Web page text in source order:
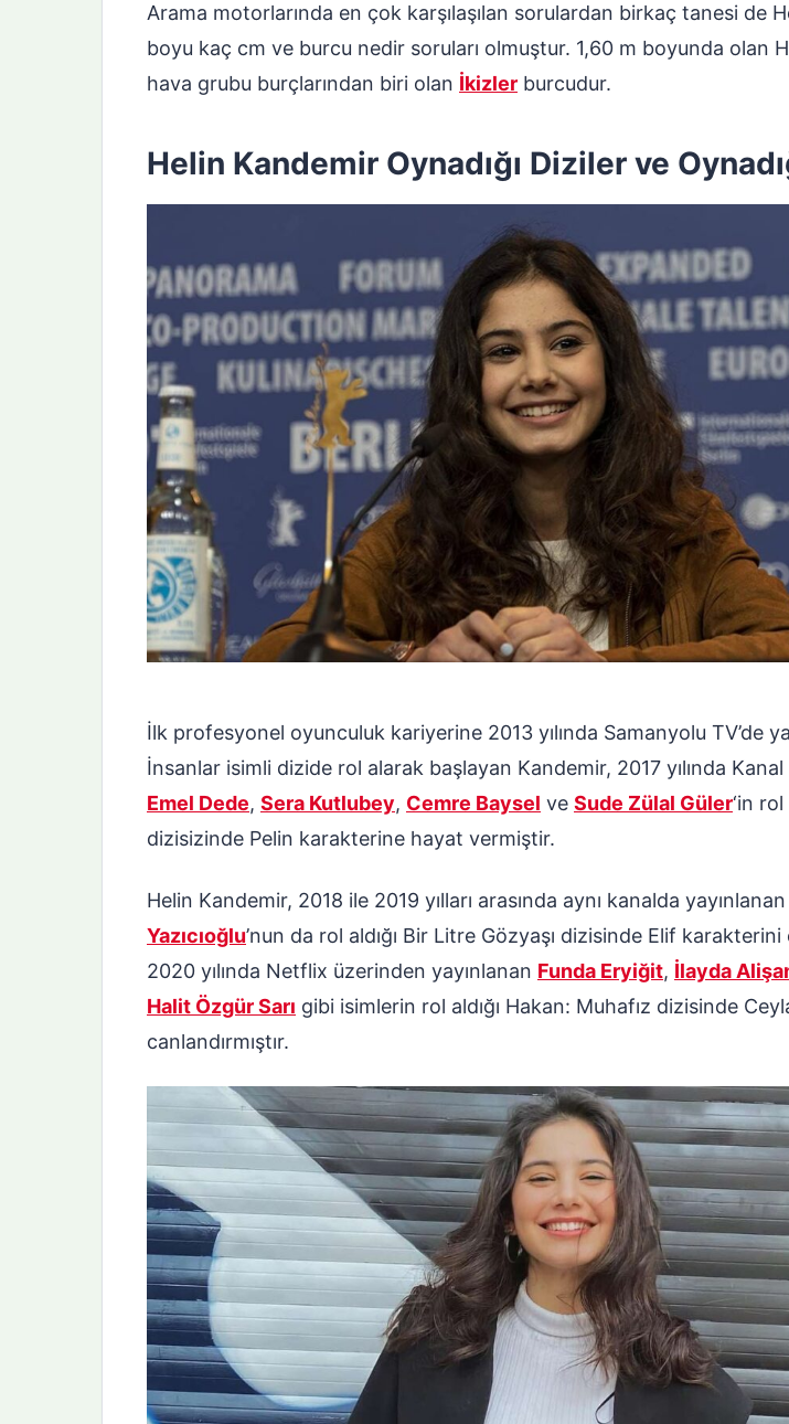
Arama motorlarında en çok karşılaşılan sorulardan birkaç tanesi de
boyu kaç cm ve burcu nedir soruları olmuştur. 1,60 m boyunda olan
hava grubu burçlarından biri olan İkizler burcudur.
Helin Kandemir Oynadığı Diziler ve
İlk profesyonel oyunculuk kariyerine 2013 yılında Samanyolu TV’de
İnsanlar isimli dizide rol alarak başlayan Kandemir, 2017 yılında Kanal
Emel Dede, Sera Kutlubey, Cemre Baysel ve Sude Zülal Güler‘in rol
dizisizinde Pelin karakterine hayat vermiştir.
Helin Kandemir, 2018 ile 2019 yılları arasında aynı kanalda
Yazıcıoğlu’nun da rol aldığı Bir Litre Gözyaşı dizisinde Elif karakterini
2020 yılında Netflix üzerinden yayınlanan Funda Eryiğit, İlayda
Halit Özgür Sarı gibi isimlerin rol aldığı Hakan: Muhafız dizisinde
canlandırmıştır.